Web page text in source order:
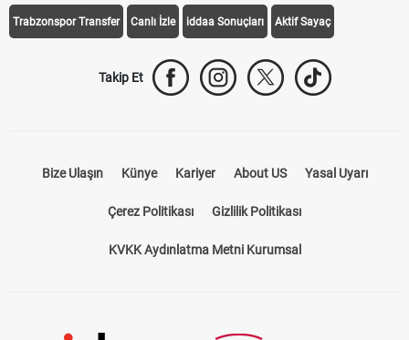
Trabzonspor Transfer Canlı İzle iddaa Sonuçları Aktif Sayaç
Takip Et
Bize Ulaşın Künye Kariyer About US Yasal Uyarı
Çerez Politikası Gizlilik Politikası
KVKK Aydınlatma Metni Kurumsal